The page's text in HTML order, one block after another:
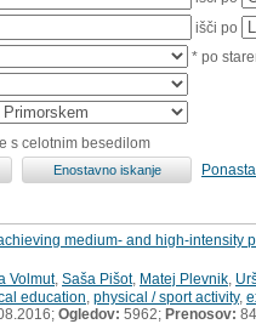
išči po
* po
s celotnim besedilom
medium- and high-intensity
Volmut, Saša Pišot, Matej Plevnik
education physical / sport activity,
Ogledov: 5962; Prenosov: 84